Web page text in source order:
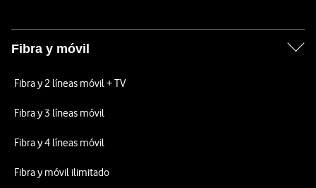
Fibra y móvil
Fibra y 2 líneas móvil + TV
Fibra y 3 líneas móvil
Fibra y 4 líneas móvil
Fibra y móvil ilimitado